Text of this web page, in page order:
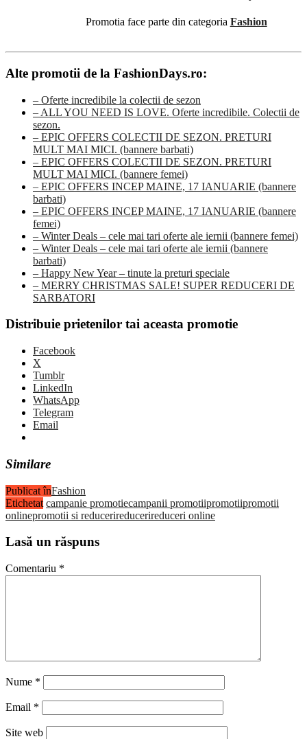
Promotia face parte din categoria Fashion
Alte promotii de la FashionDays.ro:
– Oferte incredibile la colectii de sezon
– ALL YOU NEED IS LOVE. Oferte incredibile. Colectii de
sezon.
– EPIC OFFERS COLECTII DE SEZON. PRETURI
MULT MAI MICI. (bannere barbati)
– EPIC OFFERS COLECTII DE SEZON. PRETURI
MULT MAI MICI. (bannere femei)
– EPIC OFFERS INCEP MAINE, 17 IANUARIE (bannere
barbati)
– EPIC OFFERS INCEP MAINE, 17 IANUARIE (bannere
femei)
– Winter Deals – cele mai tari oferte ale iernii (bannere femei)
– Winter Deals – cele mai tari oferte ale iernii (bannere
barbati)
– Happy New Year – tinute la preturi speciale
– MERRY CHRISTMAS SALE! SUPER REDUCERI DE
SARBATORI
Distribuie prietenilor tai aceasta promotie
Facebook
X
Tumblr
LinkedIn
WhatsApp
Telegram
Email
Similare
Publicat înFashion
Etichetat campanie promotiecampanii promotiipromotiipromotii
onlinepromotii si reducerireducerireduceri online
Lasă un răspuns
Comentariu *
Nume *
Email *
Site web